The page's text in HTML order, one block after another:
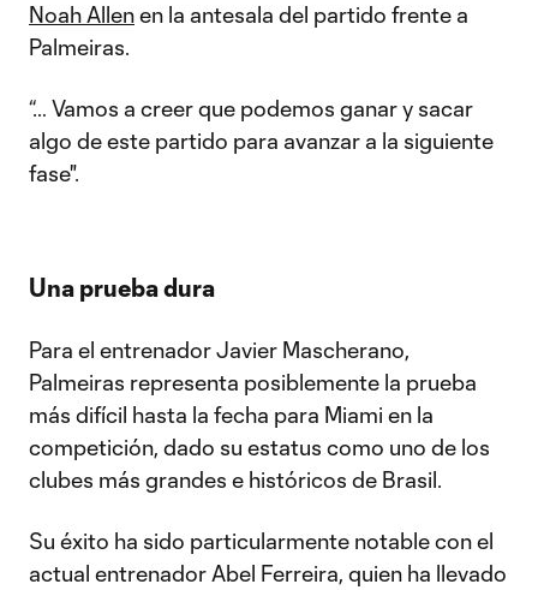
Noah Allenen la antesala del partido frente a
Palmeiras.
“… Vamos a creer que podemos ganar y sacar
algo de este partido para avanzar a la siguiente
fase".
Una prueba dura
Para el entrenador Javier Mascherano,
Palmeiras representa posiblemente la prueba
más difícil hasta la fecha para Miami en la
competición, dado su estatus como uno de los
clubes más grandes e históricos de Brasil.
Su éxito ha sido particularmente notable con el
actual entrenador Abel Ferreira, quien ha llevado